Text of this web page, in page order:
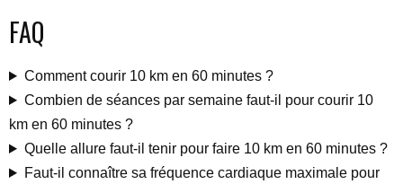
FAQ
Comment courir 10 km en 60 minutes ?
Combien de séances par semaine faut-il pour courir 10
km en 60 minutes ?
Quelle allure faut-il tenir pour faire 10 km en 60 minutes ?
Faut-il connaître sa fréquence cardiaque maximale pour